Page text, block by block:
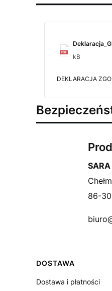
kB
DEKLARACJA
86-
Linki w stopce
DOSTAWA
Dostawa i płatności